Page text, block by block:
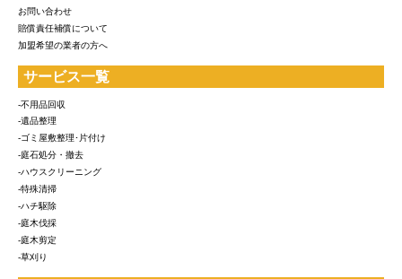
お問い合わせ
賠償責任補償について
加盟希望の業者の方へ
サービス一覧
-不用品回収
-遺品整理
-ゴミ屋敷整理･片付け
-庭石処分・撤去
-ハウスクリーニング
-特殊清掃
-ハチ駆除
-庭木伐採
-庭木剪定
-草刈り